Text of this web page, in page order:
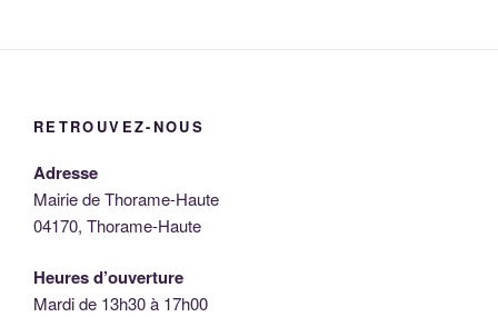
RETROUVEZ-NOUS
Adresse
Mairie de Thorame-Haute
04170, Thorame-Haute
Heures d’ouverture
Mardi de 13h30 à 17h00